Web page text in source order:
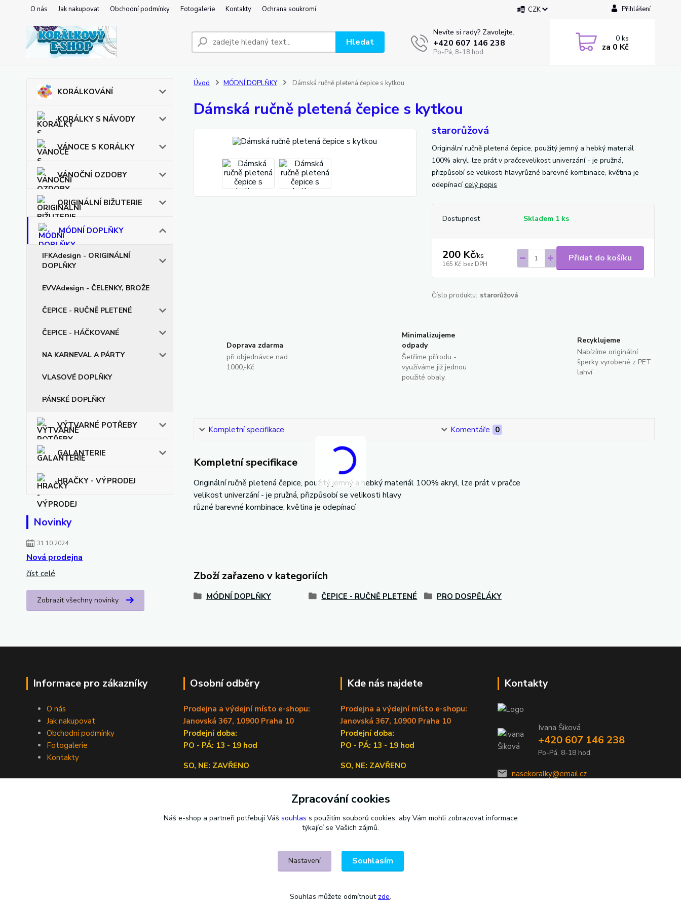
O nás Jak nakupovat Obchodní podmínky Fotogalerie Kontakty Ochrana soukromí CZK Přihlášení
Hledat
Nevíte si rady? Zavolejte.
+420 607 146 238
Po-Pá, 8-18 hod.
0ks
za 0 Kč
KORÁLKOVÁNÍ
KORÁLKY S NÁVODY
VÁNOCE S KORÁLKY
VÁNOČNÍ OZDOBY
ORIGINÁLNÍ BIŽUTERIE
MÓDNÍ DOPLŇKY
IFKAdesign - ORIGINÁLNÍ
DOPLŇKY
EVVAdesign - ČELENKY, BROŽE
ČEPICE - RUČNĚ PLETENÉ
ČEPICE - HÁČKOVANÉ
NA KARNEVAL A PÁRTY
VLASOVÉ DOPLŇKY
PÁNSKÉ DOPLŇKY
VÝTVARNÉ POTŘEBY
GALANTERIE
HRAČKY - VÝPRODEJ
Novinky
31.10.2024
Nová prodejna
číst celé
Zobrazit všechny novinky
Úvod MÓDNÍ DOPLŇKY Dámská ručně pletená čepice s kytkou
Dámská ručně pletená čepice s kytkou
starorůžová
Originální ručně pletená čepice, použitý jemný a hebký materiál
100% akryl, lze prát v pračcevelikost univerzání - je pružná,
přizpůsobí se velikosti hlavyrůzné barevné kombinace, květina je
odepínacícelý popis
Dostupnost Skladem 1 ks
200 Kč/ks
165 Kč bez DPH
Přidat do košíku
Číslo produktu: starorůžová
Doprava zdarma
při objednávce nad
1000,-Kč
Minimalizujeme
odpady
Šetříme přírodu -
využíváme již jednou
použité obaly.
Recyklujeme
Nabízíme originální
šperky vyrobené z PET
lahví
Kompletní specifikace Komentáře 0
Kompletní specifikace
Originální ručně pletená čepice, použitý jemný a hebký materiál 100% akryl, lze prát v pračce
velikost univerzání - je pružná, přizpůsobí se velikosti hlavy
různé barevné kombinace, květina je odepínací
Zboží zařazeno v kategoriích
MÓDNÍ DOPLŇKY ČEPICE - RUČNĚ PLETENÉ PRO DOSPĚLÁKY
Informace pro zákazníky
O nás
Jak nakupovat
Obchodní podmínky
Fotogalerie
Kontakty
Osobní odběry
Prodejna a výdejní místo e-shopu:
Janovská 367, 10900 Praha 10
Prodejní doba:
PO - PÁ: 13 - 19 hod
SO, NE: ZAVŘENO
Kde nás najdete
Prodejna a výdejní místo e-shopu:
Janovská 367, 10900 Praha 10
Prodejní doba:
PO - PÁ: 13 - 19 hod
SO, NE: ZAVŘENO
Lečkova 1519/9, 14900 Praha 4
Kontakty
Ivana Šiková
+420 607 146 238
Po-Pá, 8-18 hod.
nasekoralky@email.cz
Zpracování cookies
Náš e-shop a partneři potřebují Váš souhlas s použitím souborů cookies, aby Vám mohli zobrazovat informace
týkající se Vašich zájmů.
Nastavení Souhlasím
Souhlas můžete odmítnout zde.